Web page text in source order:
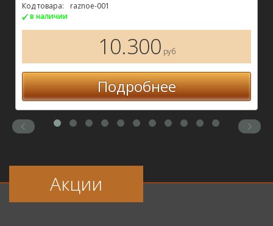
Код товара:
raznoe-001
в наличии
10.300 руб
Подробнее
Акции